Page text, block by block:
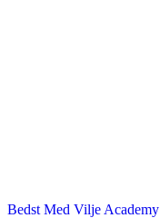
Bedst Med Vilje Academy